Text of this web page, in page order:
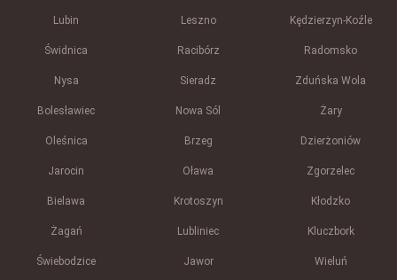
Lubin Leszno Kędzierzyn-Koźle
Świdnica Racibórz Radomsko
Nysa Sieradz Zduńska Wola
Bolesławiec Nowa Sól Żary
Oleśnica Brzeg Dzierżoniów
Jarocin Oława Zgorzelec
Bielawa Krotoszyn Kłodzko
Żagań Lubliniec Kluczbork
Świebodzice Jawor Wieluń